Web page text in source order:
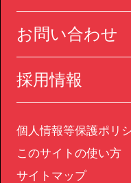
お問い合わせ
採用情報
個人情報等保護ポリ
このサイトの使い方
サイトマップ